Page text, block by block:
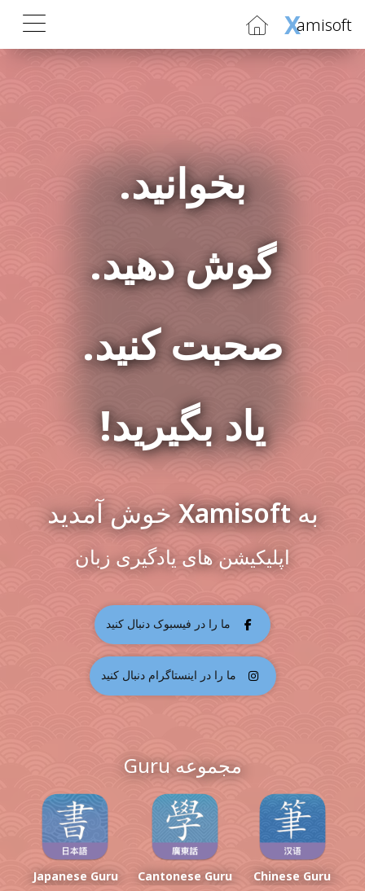
Xamisoft
بخوانید.
گوش دهید.
صحبت کنید.
یاد بگیرید!
به Xamisoft خوش آمدید
اپلیکیشن های یادگیری زبان
ما را در فیسبوک دنبال کنید
ما را در اینستاگرام دنبال کنید
مجموعهGuru
Chinese Guru
Cantonese Guru
Japanese Guru